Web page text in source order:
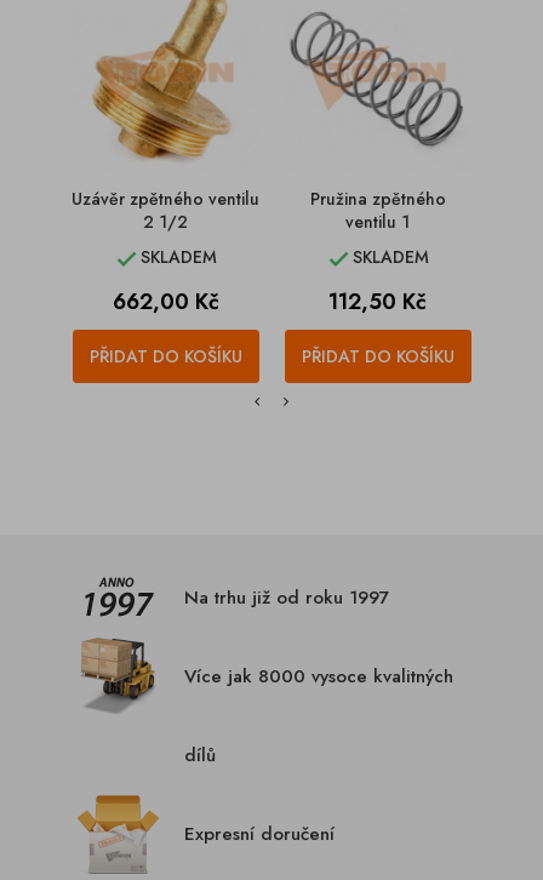
Uzávěr zpětného ventilu
2 1/2
SKLADEM
Cena
662,00 Kč
PŘIDAT DO KOŠÍKU
Pružina zpětného
ventilu 1
SKLADEM
Cena
112,50 Kč
PŘIDAT DO KOŠÍKU
Na trhu již od roku 1997
Více jak 8000 vysoce kvalitných
dílů
Expresní doručení